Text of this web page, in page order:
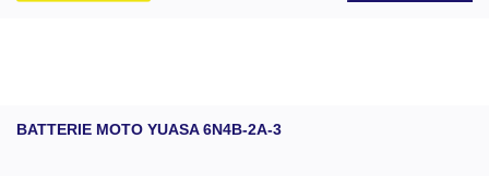
BATTERIE MOTO YUASA 6N4B-2A-3